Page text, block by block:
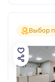
Выбор